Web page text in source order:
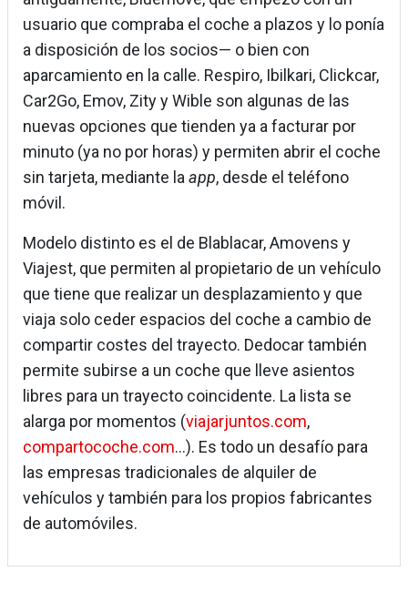
usuario que compraba el coche a plazos y lo ponía
a disposición de los socios— o bien con
aparcamiento en la calle. Respiro, Ibilkari, Clickcar,
Car2Go, Emov, Zity y Wible son algunas de las
nuevas opciones que tienden ya a facturar por
minuto (ya no por horas) y permiten abrir el coche
sin tarjeta, mediante la app, desde el teléfono
móvil.
Modelo distinto es el de Blablacar, Amovens y
Viajest, que permiten al propietario de un vehículo
que tiene que realizar un desplazamiento y que
viaja solo ceder espacios del coche a cambio de
compartir costes del trayecto. Dedocar también
permite subirse a un coche que lleve asientos
libres para un trayecto coincidente. La lista se
alarga por momentos (viajarjuntos.com,
compartocoche.com…). Es todo un desafío para
las empresas tradicionales de alquiler de
vehículos y también para los propios fabricantes
de automóviles.